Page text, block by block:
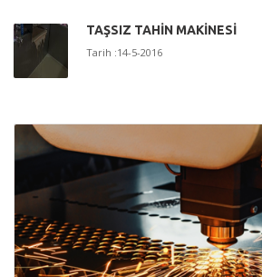
TAŞSIZ TAHİN MAKİNESİ
Tarih :14-5-2016